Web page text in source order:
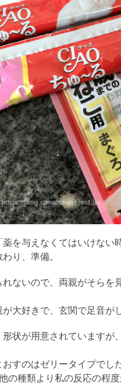
を与えなくてはいけない
り、準備。
ないので、両親がそらを
大好きで、玄関で足音が
状が用意されていますが
すのはゼリータイプでした
の種類より私の反応の程